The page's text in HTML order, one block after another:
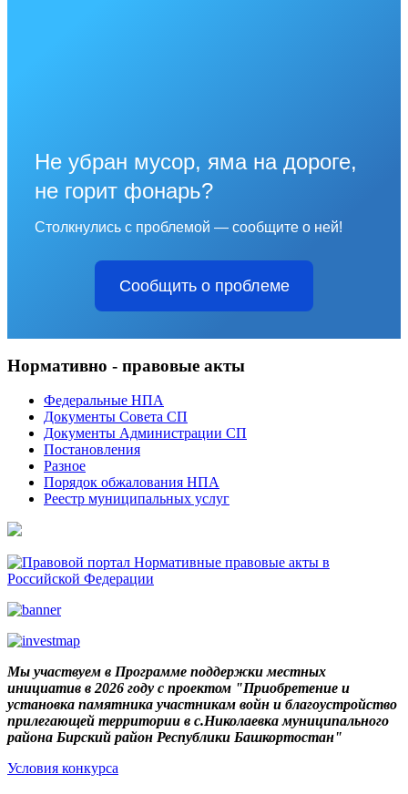
Не убран мусор, яма на дороге,
не горит фонарь?
Столкнулись с проблемой — сообщите о ней!
Сообщить о проблеме
Нормативно - правовые акты
Федеральные НПА
Документы Совета СП
Документы Администрации СП
Постановления
Разное
Порядок обжалования НПА
Реестр муниципальных услуг
Мы участвуем в Программе поддержки местных
инициатив в 2026 году с проектом "Приобретение и
установка памятника участникам войн и благоустройство
прилегающей территории в с.Николаевка муниципального
района Бирский район Республики Башкортостан"
Условия конкурса